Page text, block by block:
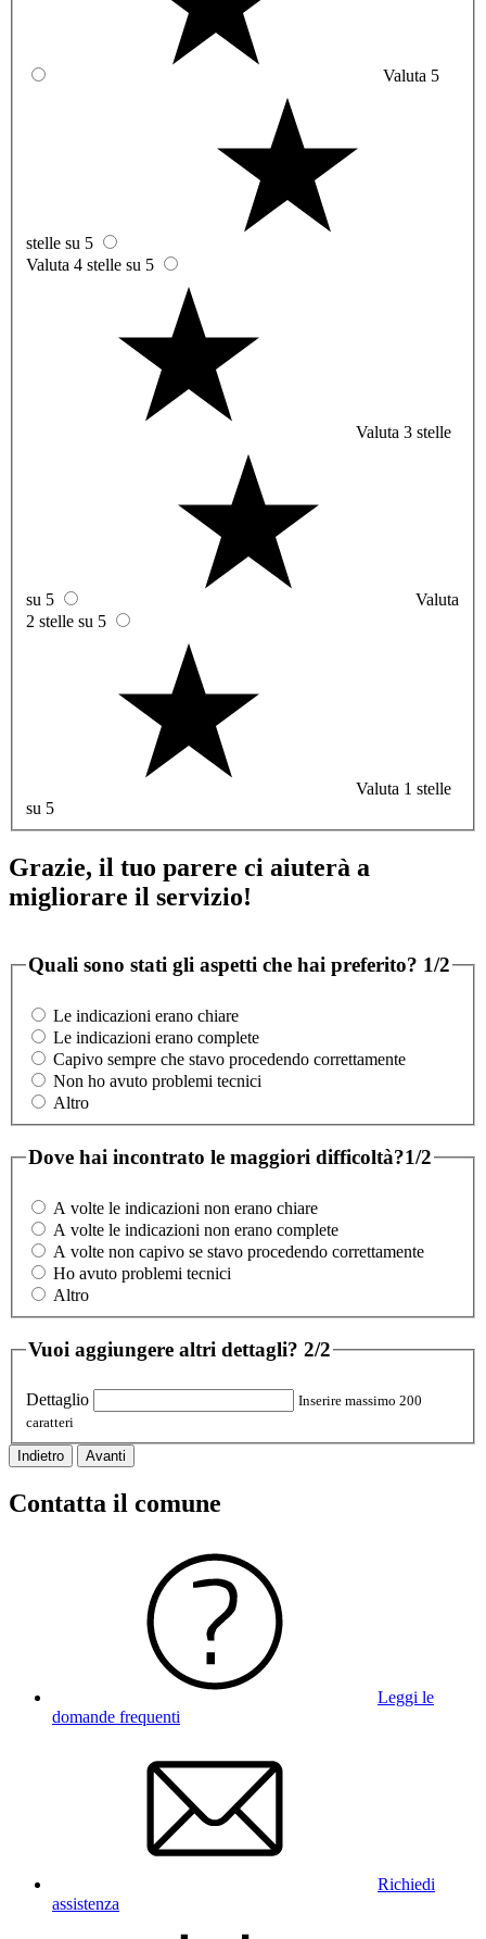
Valuta 5
stelle su 5
Valuta 4 stelle su 5
Valuta 3 stelle
su 5
Valuta
2 stelle su 5
Valuta 1 stelle
su 5
Grazie, il tuo parere ci aiuterà a
migliorare il servizio!
Quali sono stati gli aspetti che hai preferito? 1/2
Le indicazioni erano chiare
Le indicazioni erano complete
Capivo sempre che stavo procedendo correttamente
Non ho avuto problemi tecnici
Altro
Dove hai incontrato le maggiori difficoltà?1/2
A volte le indicazioni non erano chiare
A volte le indicazioni non erano complete
A volte non capivo se stavo procedendo correttamente
Ho avuto problemi tecnici
Altro
Vuoi aggiungere altri dettagli? 2/2
Dettaglio
Inserire massimo 200
caratteri
Indietro Avanti
Contatta il comune
Leggi le
domande frequenti
Richiedi
assistenza